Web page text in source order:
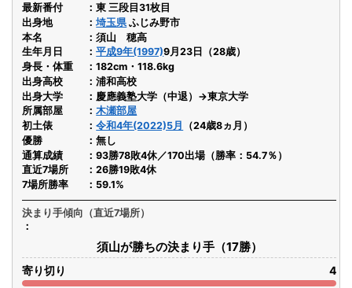
最新番付
東 三段目31枚目
出身地
埼玉県 ふじみ野市
本名
須山 穂高
生年月日
平成9年(1997)9月23日（28歳）
身長・体重
182cm・118.6kg
出身高校
浦和高校
出身大学
慶應義塾大学（中退）→東京大学
所属部屋
木瀬部屋
初土俵
令和4年(2022)5月
（24歳8ヵ月）
優勝
無し
通算成績
93勝78敗4休／170出場（勝率：54.7％）
直近7場所
26勝19敗4休
7場所勝率
59.1%
決まり手傾向（直近7場所）
須山が勝ちの決まり手（17勝）
寄り切り 4